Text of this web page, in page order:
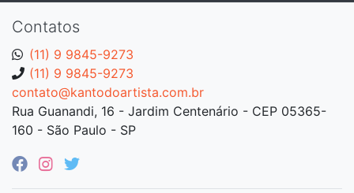
Contatos
(11) 9 9845-9273
(11) 9 9845-9273
contato@kantodoartista.com.br
Rua Guanandi, 16 - Jardim Centenário - CEP 05365-
160 - São Paulo - SP